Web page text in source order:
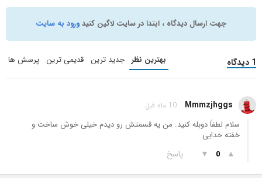
جهت ارسال دیدگاه ، ابتدا در سایت لاگین کنیدورود به سایت
1 دیدگاه بهترین نظر جدید ترین قدیمی ترین پرسش ها
Mmmzjhggs 10 ماه قبل
سلام لطفاً دوبله کنید. من یه قسمتش رو دیدم خیلی خوش ساخت و
خفته خدایی
▲
0
▼ پاسخ